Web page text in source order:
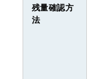
残量確認方
法